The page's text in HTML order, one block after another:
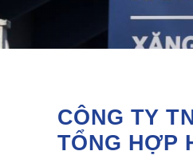
CÔNG TY
TỔNG HỢP